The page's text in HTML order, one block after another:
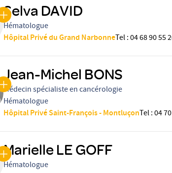
Selva DAVID
Hématologue
Hôpital Privé du Grand NarbonneTel:04 68 90 55
Jean-Michel BONS
Médecin spécialiste en cancérologie
Hématologue
Hôpital Privé Saint-François - MontluçonTel:04
Marielle LE GOFF
Hématologue